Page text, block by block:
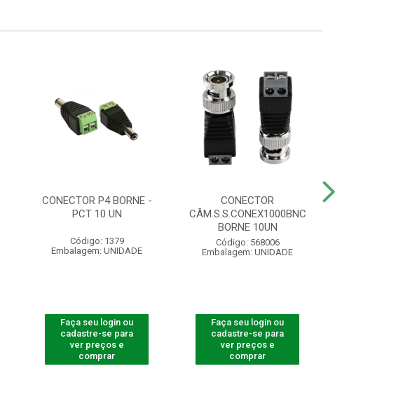
CONECTOR P4 BORNE -
PCT 10 UN
Código: 1379
Embalagem: UNIDADE
Faça seu login ou
cadastre-se para
ver preços e
comprar
CONECTOR
CÂM.S.S.CONEX1000BNC
BORNE 10UN
Código: 568006
Embalagem: UNIDADE
Faça seu login ou
cadastre-se para
ver preços e
comprar